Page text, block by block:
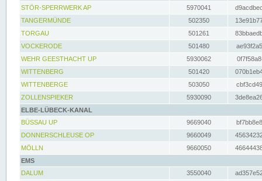
STÖR-SPERRWERK AP 5970041
TANGERMÜNDE
502350
TORGAU
501261
VOCKERODE
501480
WEHR GEESTHACHT UP
5930062
WITTENBERG
501420
WITTENBERGE
503050
ZOLLENSPIEKER
5930090
ELBE-LÜBECK-KANAL
BÜSSAU UP
9669040
DONNERSCHLEUSE OP
9660049
MÖLLN
9660050
EMS
DALUM
3550040